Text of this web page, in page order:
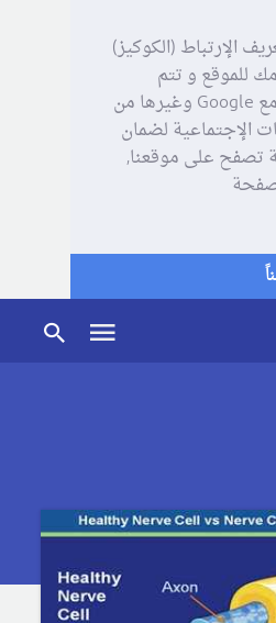
الإرتباط (الكوكيز)
للموقع و تتم
مشاركة بعض المعلومات مع Google وغيرها من
الإجتماعية لضمان
على موقعنا,
صفحة